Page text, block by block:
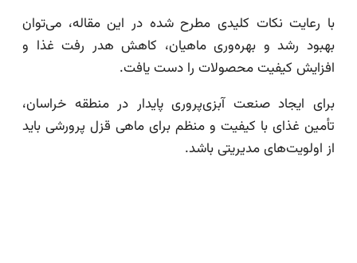
با رعایت نکات کلیدی مطرح شده در این مقاله، می‌توان
بهبود رشد و بهره‌وری ماهیان، کاهش هدر رفت غذا و
افزایش کیفیت محصولات را دست یافت.
برای ایجاد صنعت آبزی‌پروری پایدار در منطقه خراسان،
تأمین غذای با کیفیت و منظم برای ماهی قزل پرورشی باید
از اولویت‌های مدیریتی باشد.